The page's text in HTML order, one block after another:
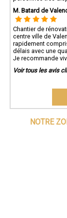
M. Batard de
Chantier de
centre ville de
rapidement
délais avec une
Je recommande
Voir tous les avis
NOTRE